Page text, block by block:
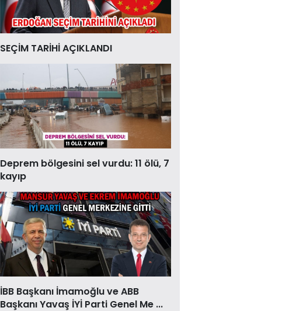
SEÇİM TARİHİ AÇIKLANDI
Deprem bölgesini sel vurdu: 11 ölü, 7
kayıp
İBB Başkanı İmamoğlu ve ABB
Başkanı Yavaş İYİ Parti Genel Me ...